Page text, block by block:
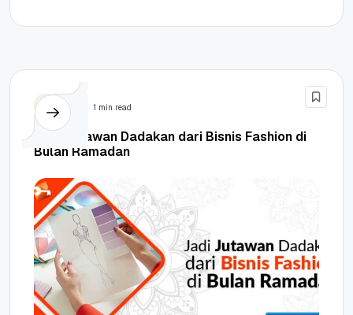
secara umum bisa...
Bisnis 1 min read
Jadi Jutawan Dadakan dari Bisnis Fashion di
Bulan Ramadan